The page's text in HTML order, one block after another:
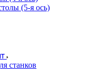
(5-я ось)
станков